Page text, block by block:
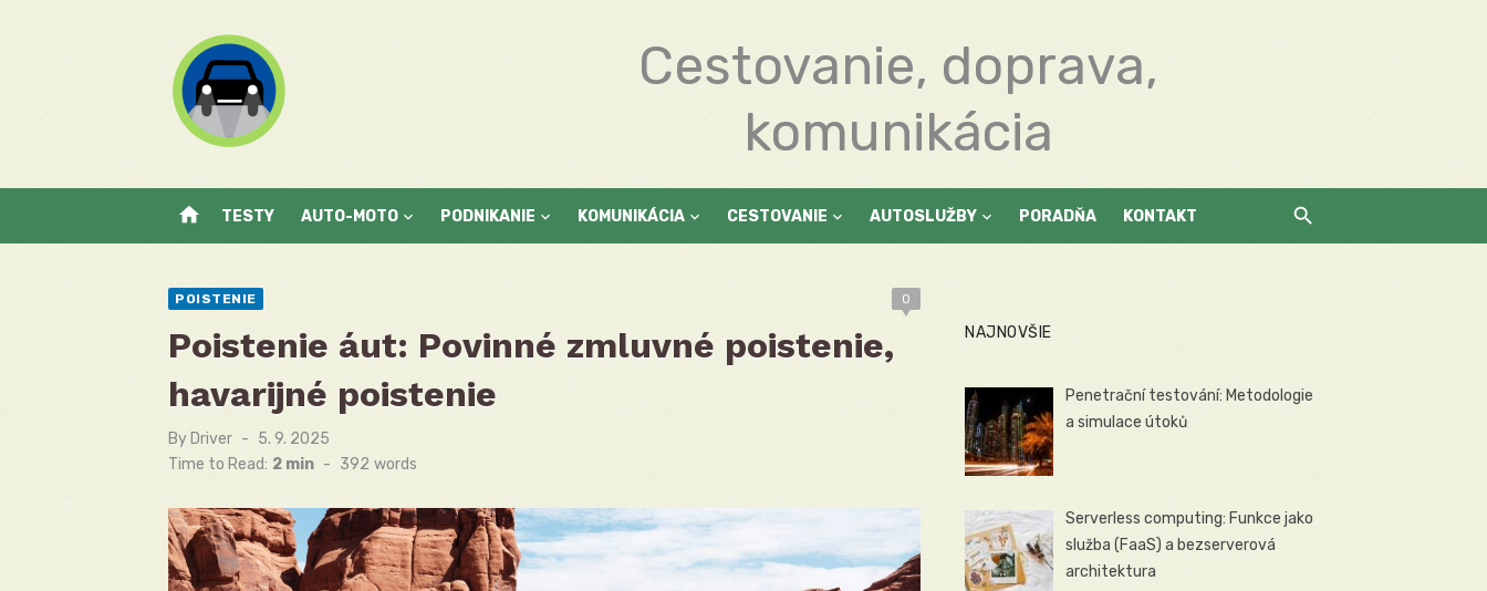
Cestovanie, doprava,
komunikácia
home TESTY AUTO-MOTO PODNIKANIE KOMUNIKÁCIA CESTOVANIE AUTOSLUŽBY PORADŇA KONTAKT
POISTENIE 0
Poistenie áut: Povinné zmluvné poistenie,
havarijné poistenie
By Driver
Posted
on
5. 9. 2025
Time to Read: 2 min - 392 words
NAJNOVŠIE
Penetrační testování: Metodologie
a simulace útoků
Serverless computing: Funkce jako
služba (FaaS) a bezserverová
architektura